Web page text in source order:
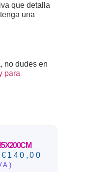
que detalla
una
no dudes en
para
€ 140,00